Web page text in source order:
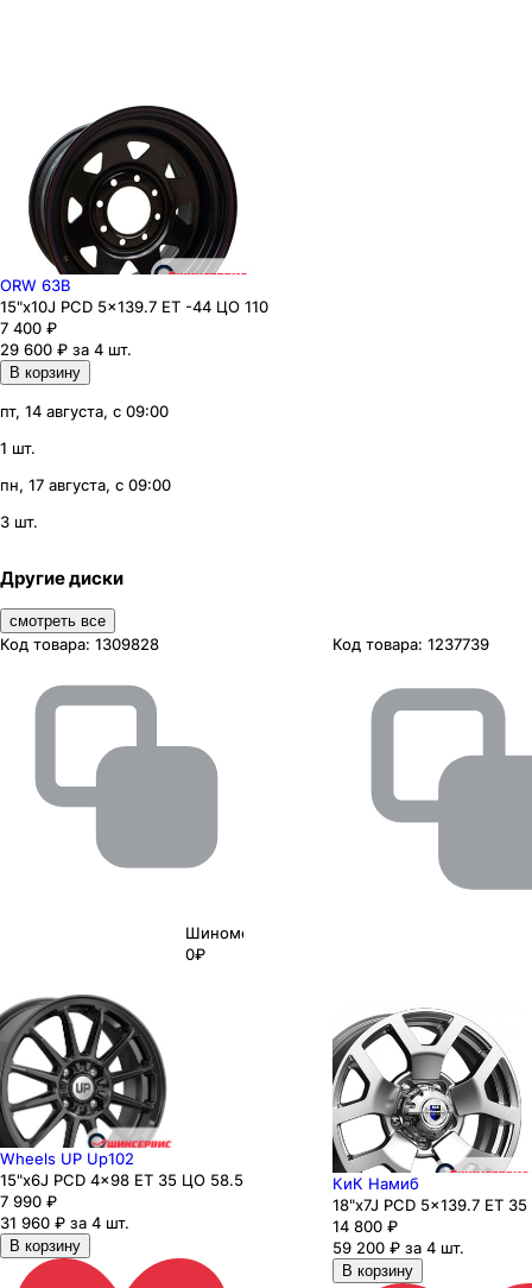
ORW 63B
15"x10J PCD 5x139.7 ЕТ -44 ЦО 110
7 400 ₽
29 600 ₽ за 4 шт.
В корзину
пт, 14 августа, с 09:00
1 шт.
пн, 17 августа, с 09:00
3 шт.
Другие диски
смотреть все
Код товара: 1309828
Шиномонтаж
0₽
Wheels UP Up102
15"x6J PCD 4x98 ЕТ 35 ЦО 58.5
7 990 ₽
31 960 ₽ за 4 шт.
В корзину
Код товара: 1237739
КиК Намиб
18"x7J PCD 5x139.7 ЕТ
14 800 ₽
59 200 ₽ за 4 шт.
В корзину